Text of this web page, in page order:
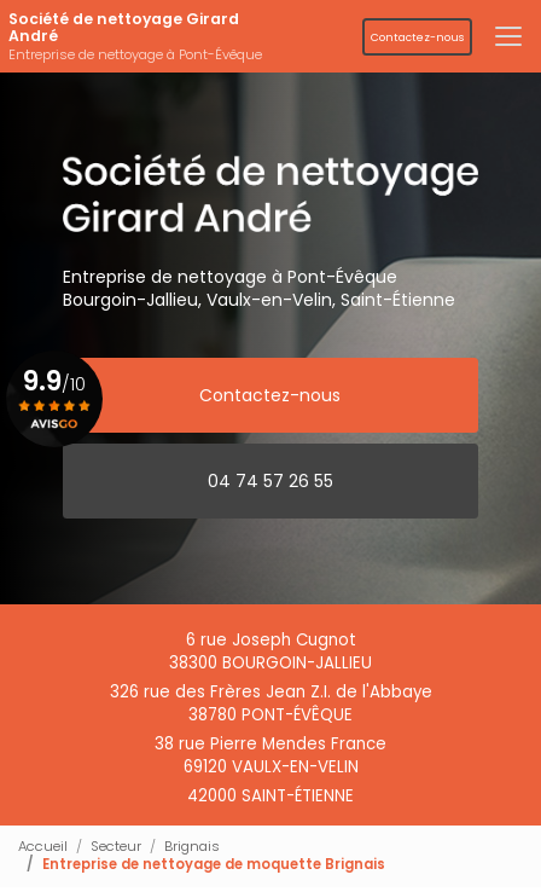
Aller
au
contenu
principal
Société de nettoyage Girard
André
Entreprise de nettoyage à Pont-Évêque
Contactez-nous
Entreprise de nettoyage à Pont-Évêque
Bourgoin-Jallieu, Vaulx-en-Velin, Saint-Étienne
Contactez-nous
04 74 57 26 55
6 rue Joseph Cugnot
38300 BOURGOIN-JALLIEU
326 rue des Frères Jean Z.I. de l'Abbaye
38780 PONT-ÉVÊQUE
38 rue Pierre Mendes France
69120 VAULX-EN-VELIN
42000 SAINT-ÉTIENNE
9.9/10
Accueil Secteur
Brignais
Entreprise de nettoyage de moquette Brignais